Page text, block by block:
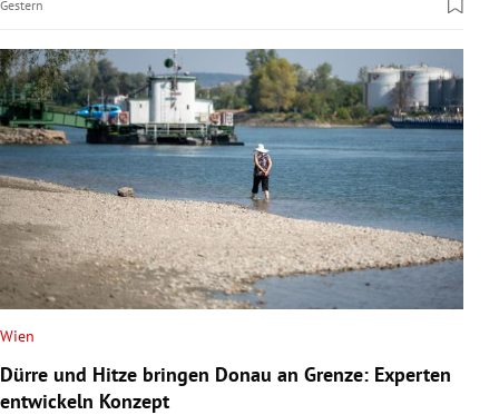
Gestern
Wien
Dürre und Hitze bringen Donau an Grenze: Experten
entwickeln Konzept